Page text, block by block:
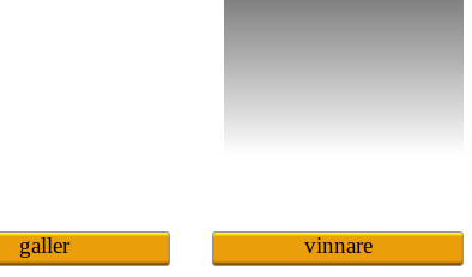
galler vinnare